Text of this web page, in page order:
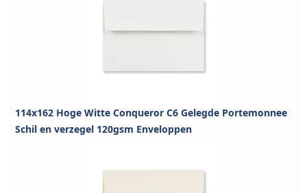
114x162 Hoge Witte Conqueror C6 Gelegde Portemonnee
Schil en verzegel 120gsm Enveloppen